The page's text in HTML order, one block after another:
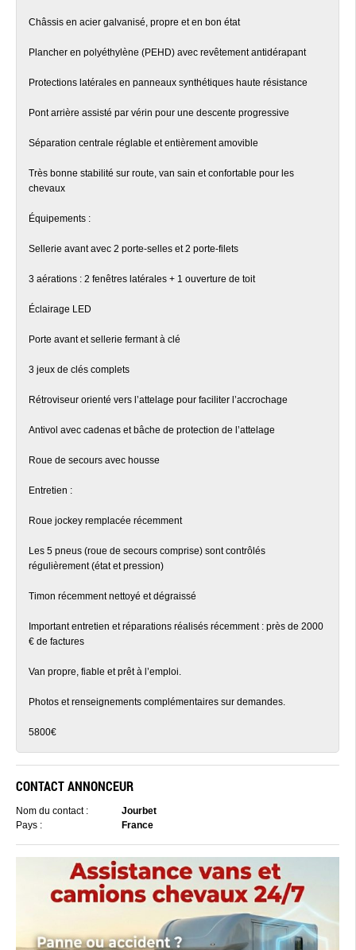
Châssis en acier galvanisé, propre et en bon état
Plancher en polyéthylène (PEHD) avec revêtement antidérapant
Protections latérales en panneaux synthétiques haute résistance
Pont arrière assisté par vérin pour une descente progressive
Séparation centrale réglable et entièrement amovible
Très bonne stabilité sur route, van sain et confortable pour les
chevaux
Équipements :
Sellerie avant avec 2 porte-selles et 2 porte-filets
3 aérations : 2 fenêtres latérales + 1 ouverture de toit
Éclairage LED
Porte avant et sellerie fermant à clé
3 jeux de clés complets
Rétroviseur orienté vers l’attelage pour faciliter l’accrochage
Antivol avec cadenas et bâche de protection de l’attelage
Roue de secours avec housse
Entretien :
Roue jockey remplacée récemment
Les 5 pneus (roue de secours comprise) sont contrôlés
régulièrement (état et pression)
Timon récemment nettoyé et dégraissé
Important entretien et réparations réalisés récemment : près de 2000
€ de factures
Van propre, fiable et prêt à l’emploi.
Photos et renseignements complémentaires sur demandes.
5800€
CONTACT ANNONCEUR
Nom du contact :
Jourbet
Pays :
France